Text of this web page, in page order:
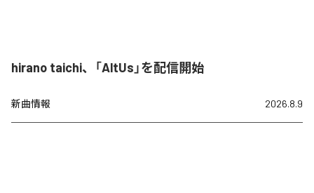
hirano taichi、「AltUs」を配信開始
新曲情報 2026.8.9